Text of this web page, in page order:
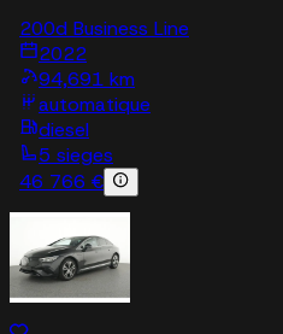
200d Business Line
2022
94,691 km
automatique
diesel
5 sieges
46 766 €